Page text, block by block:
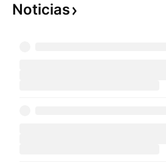
Noticias